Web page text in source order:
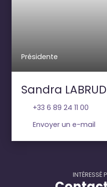
Présidente
Sandra
+33 6 89 24 11 00
Envoyer un e-mail
INTÉRESSÉ